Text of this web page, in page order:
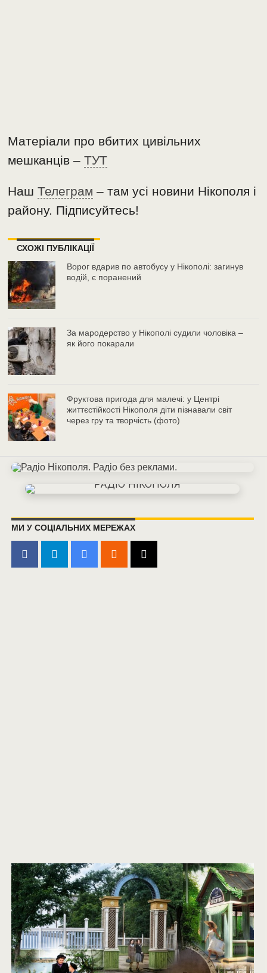
Матеріали про вбитих цивільних
мешканців –ТУТ
НашТелеграм – там усі новини Нікополя і
району. Підписуйтесь!
СХОЖІ ПУБЛІКАЦІЇ
Ворог вдарив по автобусу у Нікополі: загинув
водій, є поранений
За мародерство у Нікополі судили чоловіка –
як його покарали
Фруктова пригода для малечі: у Центрі
життєстійкості Нікополя діти пізнавали світ
через гру та творчість (фото)
МИ У СОЦІАЛЬНИХ МЕРЕЖАХ